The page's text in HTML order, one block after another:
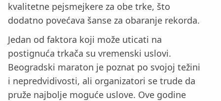
kvalitetne pejsmejkere za obe trke, što
dodatno povećava šanse za obaranje rekorda.
Jedan od faktora koji može uticati na
postignuća trkača su vremenski uslovi.
Beogradski maraton je poznat po svojoj težini
i nepredvidivosti, ali organizatori se trude da
pruže najbolje moguće uslove. Ove godine